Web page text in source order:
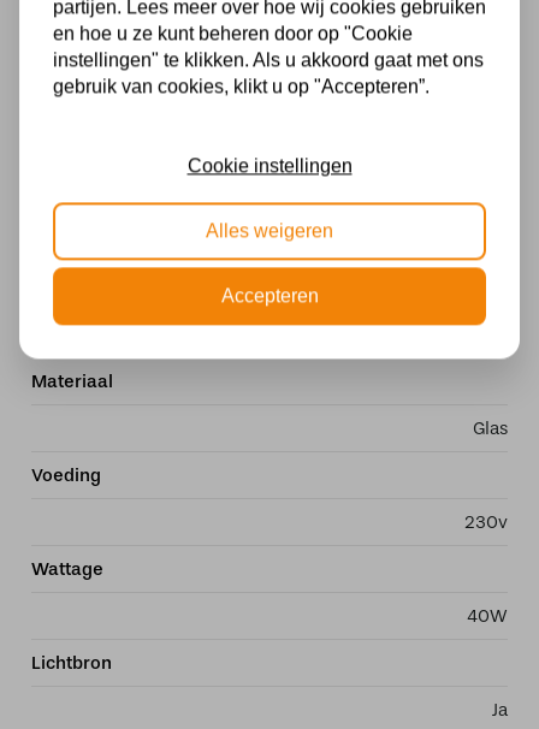
bijzonder geheel.
Diameter kap40 cm
Totale hoogte62 cm
Handgemaakt van echt glas
Specificaties
Materiaal
Glas
Voeding
230v
Wattage
40W
Lichtbron
Ja
partijen. Lees meer over hoe wij cookies gebruiken
en hoe u ze kunt beheren door op "Cookie
instellingen" te klikken. Als u akkoord gaat met ons
gebruik van cookies, klikt u op "Accepteren”.
Cookie instellingen
Alles weigeren
Accepteren